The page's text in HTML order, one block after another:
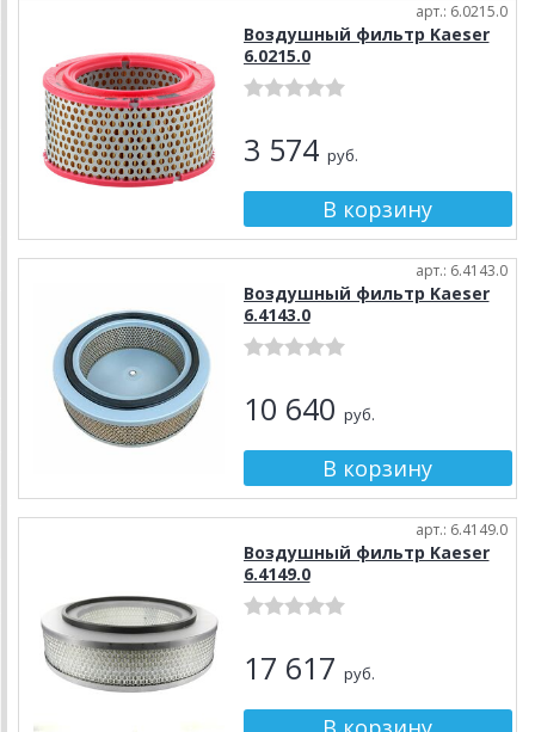
арт.: 6.0215.0
Воздушный фильтр Kaeser
6.0215.0
3 574 руб.
арт.: 6.4143.0
Воздушный фильтр Kaeser
6.4143.0
10 640 руб.
арт.: 6.4149.0
Воздушный фильтр Kaeser
6.4149.0
17 617 руб.